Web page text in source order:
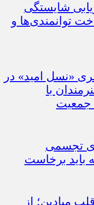
شایستگی
توانمندی‌ها و
«نسل امید» در
با
جمعیت
تجسمی
باید برخاست
میادین؛ از